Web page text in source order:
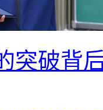
突破背